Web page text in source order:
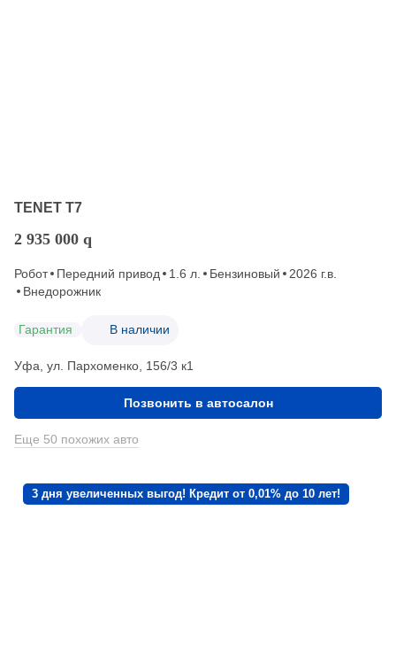
TENET T7
2 935 000 q
Робот Передний привод 1.6 л. Бензиновый
2026 г.в.
Внедорожник
Гарантия В наличии
Уфа, ул. Пархоменко, 156/3 к1
Позвонить в автосалон
Еще 50 похожих авто
3 дня увеличенных выгод! Кредит от 0,01% до 10 лет!